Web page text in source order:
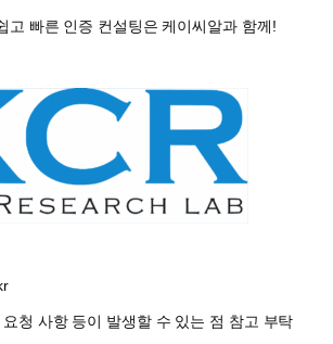
고 빠른 인증 컨설팅은 케이씨알과 함께!
청 사항 등이 발생할 수 있는 점 참고 부탁